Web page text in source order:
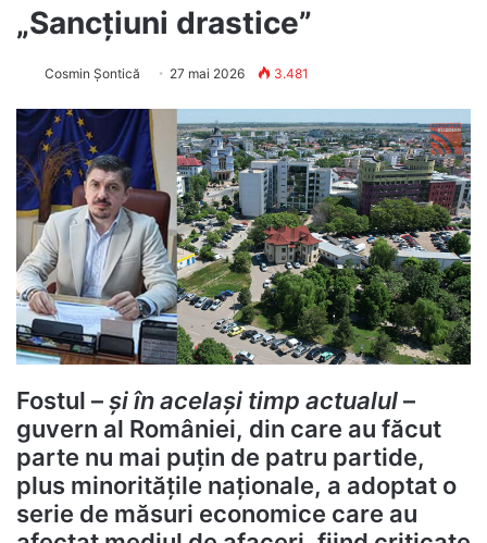
„Sancțiuni drastice”
Cosmin Șontică 27 mai 2026 3.481
Fostul –și în același timp actualul–
guvern al României, din care au făcut
parte nu mai puțin de patru partide,
plus minoritățile naționale, a adoptat o
serie de măsuri economice care au